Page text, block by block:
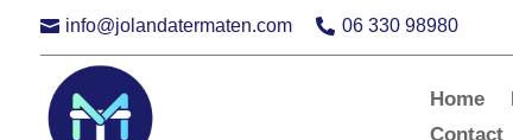
 info@jolandatermaten.com  06 330 98980
Home
Contact